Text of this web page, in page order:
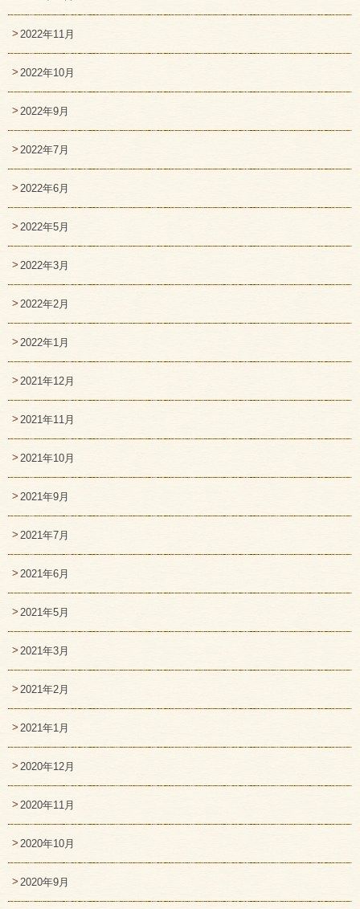
2022年11月
2022年10月
2022年9月
2022年7月
2022年6月
2022年5月
2022年3月
2022年2月
2022年1月
2021年12月
2021年11月
2021年10月
2021年9月
2021年7月
2021年6月
2021年5月
2021年3月
2021年2月
2021年1月
2020年12月
2020年11月
2020年10月
2020年9月